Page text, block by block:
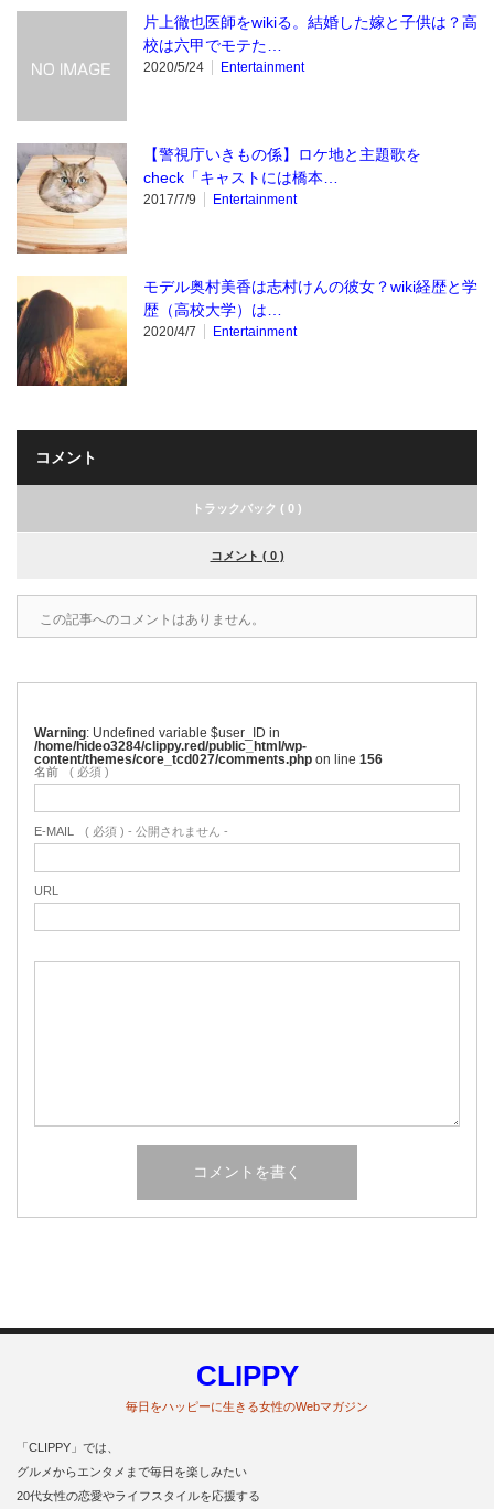
片上徹也医師をwikiる。結婚した嫁と子供は？高
校は六甲でモテた…
2020/5/24 Entertainment
【警視庁いきもの係】ロケ地と主題歌を
check「キャストには橋本…
2017/7/9 Entertainment
モデル奥村美香は志村けんの彼女？wiki経歴と学
歴（高校大学）は…
2020/4/7 Entertainment
コメント
トラックバック ( 0 )
コメント ( 0 )
この記事へのコメントはありません。
Warning : Undefined variable $user_ID in
/home/hideo3284/clippy.red/public_html/wp-
content/themes/core_tcd027/comments.php on line 156
名前 ( 必須 )
E-MAIL ( 必須 ) - 公開されません -
URL
CLIPPY
毎日をハッピーに生きる女性のWebマガジン
「CLIPPY」では、
グルメからエンタメまで毎日を楽しみたい
20代女性の恋愛やライフスタイルを応援する